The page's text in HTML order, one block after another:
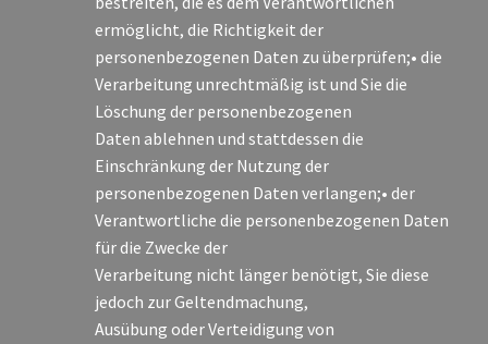
ermöglicht, die Richtigkeit der
personenbezogenen Daten zu überprüfen;• die
Verarbeitung unrechtmäßig ist und Sie die
Löschung der personenbezogenen
Daten ablehnen und stattdessen die
Einschränkung der Nutzung der
personenbezogenen Daten verlangen;• der
Verantwortliche die personenbezogenen Daten
für die Zwecke der
Verarbeitung nicht länger benötigt, Sie diese
jedoch zur Geltendmachung,
Ausübung oder Verteidigung von